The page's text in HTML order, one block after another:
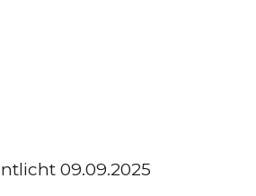
09.09.2025